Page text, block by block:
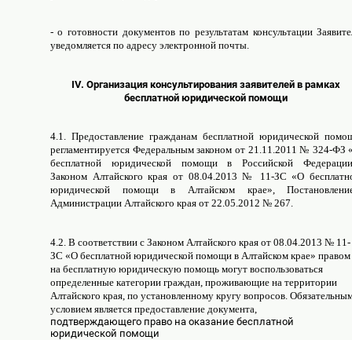
- о готовности документов по результатам консультации
уведомляется по адресу электронной почты.
IV. Организация консультирования заявителей в рамках
бесплатной юридической помощи
4.1. Предоставление гражданам бесплатной юридической
регламентируется Федеральным законом от 21.11.2011 № 324-ФЗ
бесплатной юридической помощи в Российской
Законом Алтайского края от 08.04.2013 № 11-ЗС «О
юридической помощи в Алтайском крае»,
Администрации Алтайского края от 22.05.2012 № 267.
4.2. В соответствии с Законом Алтайского края от 08.04.2013 № 11-
ЗС «О бесплатной юридической помощи в Алтайском крае» правом
на бесплатную юридическую помощь могут воспользоваться
определенные категории граждан, проживающие на территории
Алтайского края, по установленному кругу вопросов.
условием является предоставление документа,
подтверждающего право на оказание бесплатной
юридической помощи